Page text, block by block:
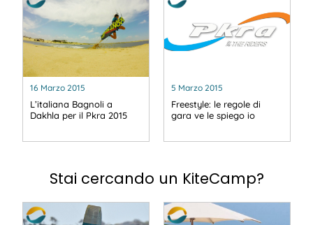
16 Marzo 2015
L’italiana Bagnoli a
Dakhla per il Pkra 2015
5 Marzo 2015
Freestyle: le regole di
gara ve le spiego io
Stai cercando un KiteCamp?